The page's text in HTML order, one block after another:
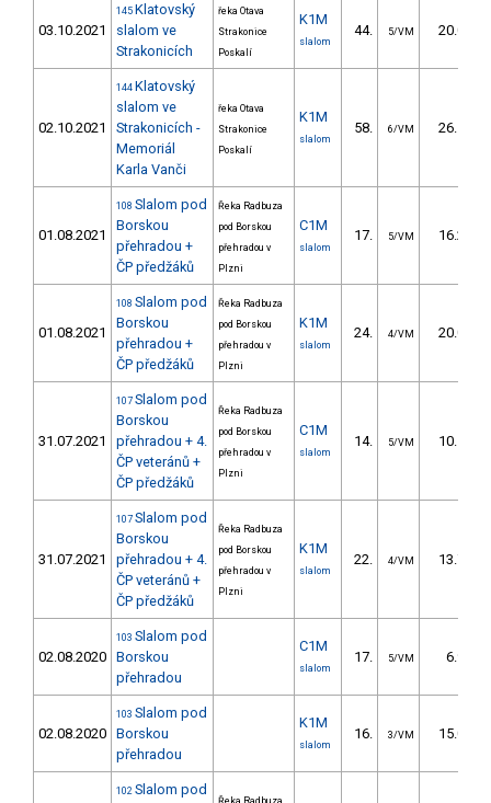
03.10.2021
145 Klatovský
slalom ve
Strakonicích
řeka Otava
Strakonice
Poskalí
K1M
slalom
44. 5/VM 20.06
02.10.2021
144 Klatovský
slalom ve
Strakonicích -
Memoriál
Karla Vanči
řeka Otava
Strakonice
Poskalí
K1M
slalom
58. 6/VM 26.10
01.08.2021
108 Slalom pod
Borskou
přehradou +
ČP předžáků
Řeka Radbuza
pod Borskou
přehradou v
Plzni
C1M
slalom
17. 5/VM 16.20
01.08.2021
108 Slalom pod
Borskou
přehradou +
ČP předžáků
Řeka Radbuza
pod Borskou
přehradou v
Plzni
K1M
slalom
24. 4/VM 20.00
31.07.2021
107 Slalom pod
Borskou
přehradou + 4.
ČP veteránů +
ČP předžáků
Řeka Radbuza
pod Borskou
přehradou v
Plzni
C1M
slalom
14. 5/VM 10.50
31.07.2021
107 Slalom pod
Borskou
přehradou + 4.
ČP veteránů +
ČP předžáků
Řeka Radbuza
pod Borskou
přehradou v
Plzni
K1M
slalom
22. 4/VM 13.70
02.08.2020
103 Slalom pod
Borskou
přehradou
C1M
slalom
17. 5/VM 6.90
02.08.2020
103 Slalom pod
Borskou
přehradou
K1M
slalom
16. 3/VM 15.00
102 Slalom pod